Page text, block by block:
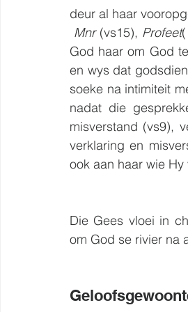
deur al haar
Mnr (vs15), Profeet
God haar om God
en wys dat
soeke na intimiteit
nadat die
misverstand (vs9),
verklaring en
ook aan haar wie Hy
Die Gees vloei in
om God se rivier na